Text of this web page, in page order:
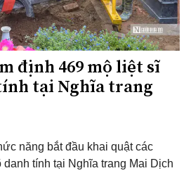
định 469 mộ liệt sĩ
tại Nghĩa trang
năng bắt đầu khai quật các
tính tại Nghĩa trang Mai Dịch